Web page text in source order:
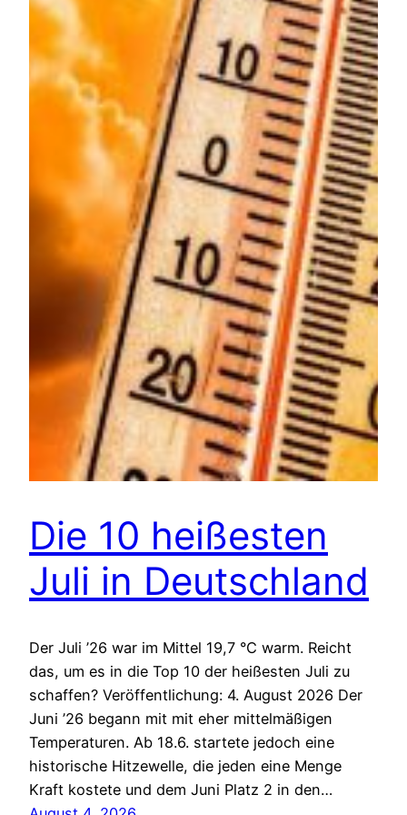
Die 10 heißesten
Juli in Deutschland
Der Juli ’26 war im Mittel 19,7 °C warm. Reicht
das, um es in die Top 10 der heißesten Juli zu
schaffen? Veröffentlichung: 4. August 2026 Der
Juni ’26 begann mit mit eher mittelmäßigen
Temperaturen. Ab 18.6. startete jedoch eine
historische Hitzewelle, die jeden eine Menge
Kraft kostete und dem Juni Platz 2 in den…